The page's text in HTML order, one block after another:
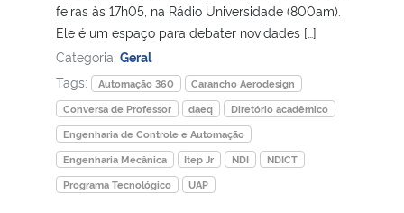
feiras às 17h05, na Rádio Universidade (800am).
Ele é um espaço para debater novidades […]
Categoria: Geral
Tags:
Automação 360
Carancho Aerodesign
Conversa de Professor
daeq
Diretório acadêmico
Engenharia de Controle e Automação
Engenharia Mecânica
Itep Jr NDI
NDICT
Programa Tecnológico
UAP